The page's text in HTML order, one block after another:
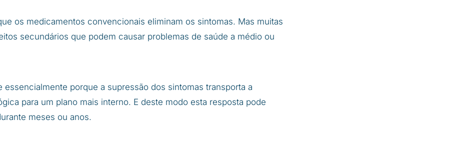
os medicamentos convencionais eliminam os sintomas. Mas muitas
secundários que podem causar problemas de saúde a médio ou
essencialmente porque a supressão dos sintomas transporta a
para um plano mais interno. E deste modo esta resposta pode
meses ou anos.